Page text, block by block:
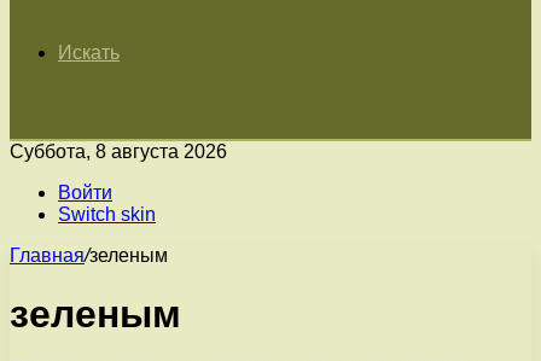
Искать
Суббота, 8 августа 2026
Войти
Switch skin
Главная/зеленым
зеленым